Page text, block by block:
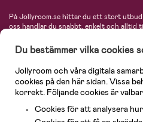
På Jollyroom.se hittar du ett stort
oss handlar du snabbt, enkelt och alltid
hos oss. I vårt sortiment hittar du
baby, produkter för mamman, massor av
babyprodukter och mycket mer. Vi
varumärken så som Britax, Maxi-Cosi,
KidKraft, Ergobaby, Philips Avent,
Välkommen in och kika runt i Nordens
Du bestämmer vilka cookies
Jollyroom och våra digitala
cookies på den här sidan. Vissa
korrekt. Följande cookies är
Cookies för att analysera